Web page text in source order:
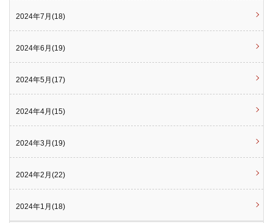
2024年7月(18)
2024年6月(19)
2024年5月(17)
2024年4月(15)
2024年3月(19)
2024年2月(22)
2024年1月(18)